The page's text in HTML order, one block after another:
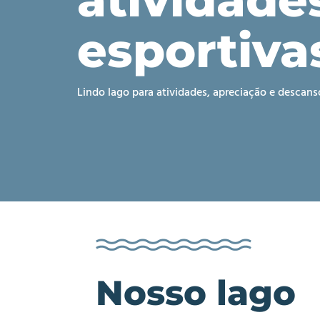
Lindo lago para atividades, apreciação e
Nosso lago